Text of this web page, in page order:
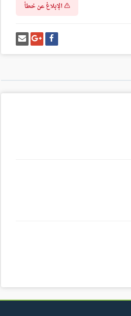
الإبلاغ عن خطأ
شارك
على
فيسبوك
شارك
على
غوغل
بلس
إرسل
إيميل